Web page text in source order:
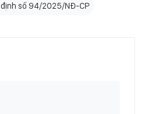
định số 94/2025/NĐ-CP